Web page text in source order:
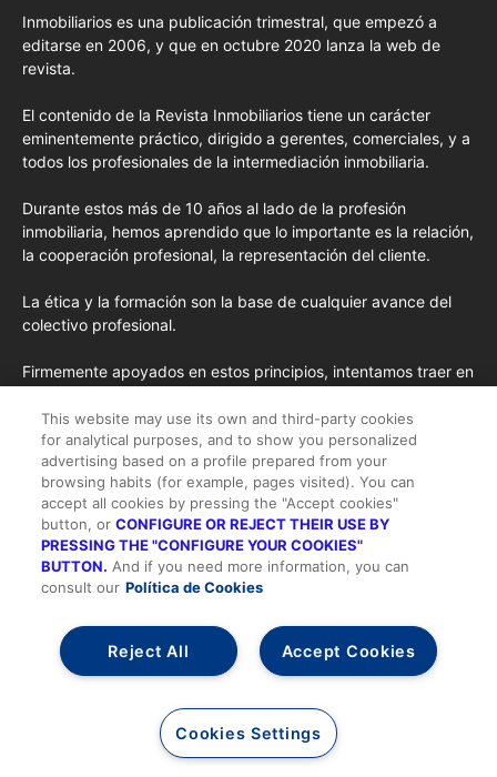
Inmobiliarios es una publicación trimestral, que empezó a
editarse en 2006, y que en octubre 2020 lanza la web de
revista.
El contenido de la Revista Inmobiliarios tiene un carácter
eminentemente práctico, dirigido a gerentes, comerciales, y a
todos los profesionales de la intermediación inmobiliaria.
Durante estos más de 10 años al lado de la profesión
inmobiliaria, hemos aprendido que lo importante es la relación,
la cooperación profesional, la representación del cliente.
La ética y la formación son la base de cualquier avance del
colectivo profesional.
Firmemente apoyados en estos principios, intentamos traer en
importados de EE.UU. y las opiniones y tendencias más
destacadas desde la pluma de nuestros colaboradores
habituales y nuestros colaboradores especiales.
Todos los derechos reservados |Suscripción
Política de privacidad
Contacto
Alta/Acceder
Desarrollo realizado por:Agencia Diseño Web
This website may use its own and third-party cookies
for analytical purposes, and to show you personalized
advertising based on a profile prepared from your
browsing habits (for example, pages visited). You can
accept all cookies by pressing the "Accept cookies"
button, orCONFIGURE OR REJECT THEIR USE BY
PRESSING THE "CONFIGURE YOUR COOKIES"
BUTTON. And if you need more information, you can
consult our Política de Cookies
Accept Cookies
Reject All
Cookies Settings